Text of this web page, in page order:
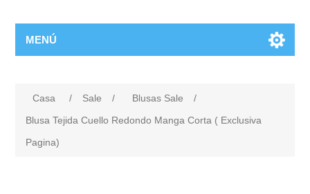
MENÚ
Casa / Sale / Blusas Sale
/
Blusa Tejida Cuello Redondo Manga Corta ( Exclusiva
Pagina)